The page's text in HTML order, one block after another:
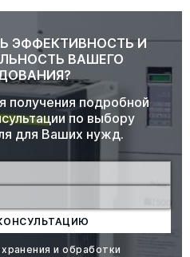
ЭФФЕКТИВНОСТЬ И
ВАШЕГО
получения подробной
по выбору
для Ваших нужд.
и обработки